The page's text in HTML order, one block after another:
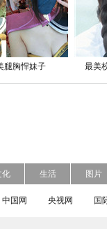
腿胸悍妹子 最美
化 生活 图片
中国网 央视网 国